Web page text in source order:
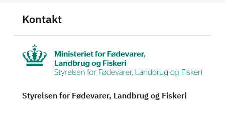
Kontakt
Styrelsen for Fødevarer, Landbrug og Fiskeri